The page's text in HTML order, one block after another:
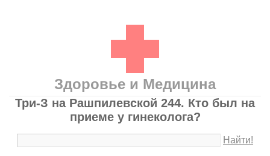
Здоровье и Медицина
Три-З на Рашпилевской 244. Кто был на
приеме у гинеколога?
Найти!